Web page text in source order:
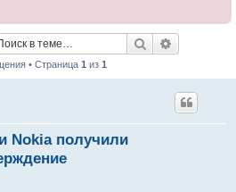
Поиск
• Страница 1 из 1
Nokia получили